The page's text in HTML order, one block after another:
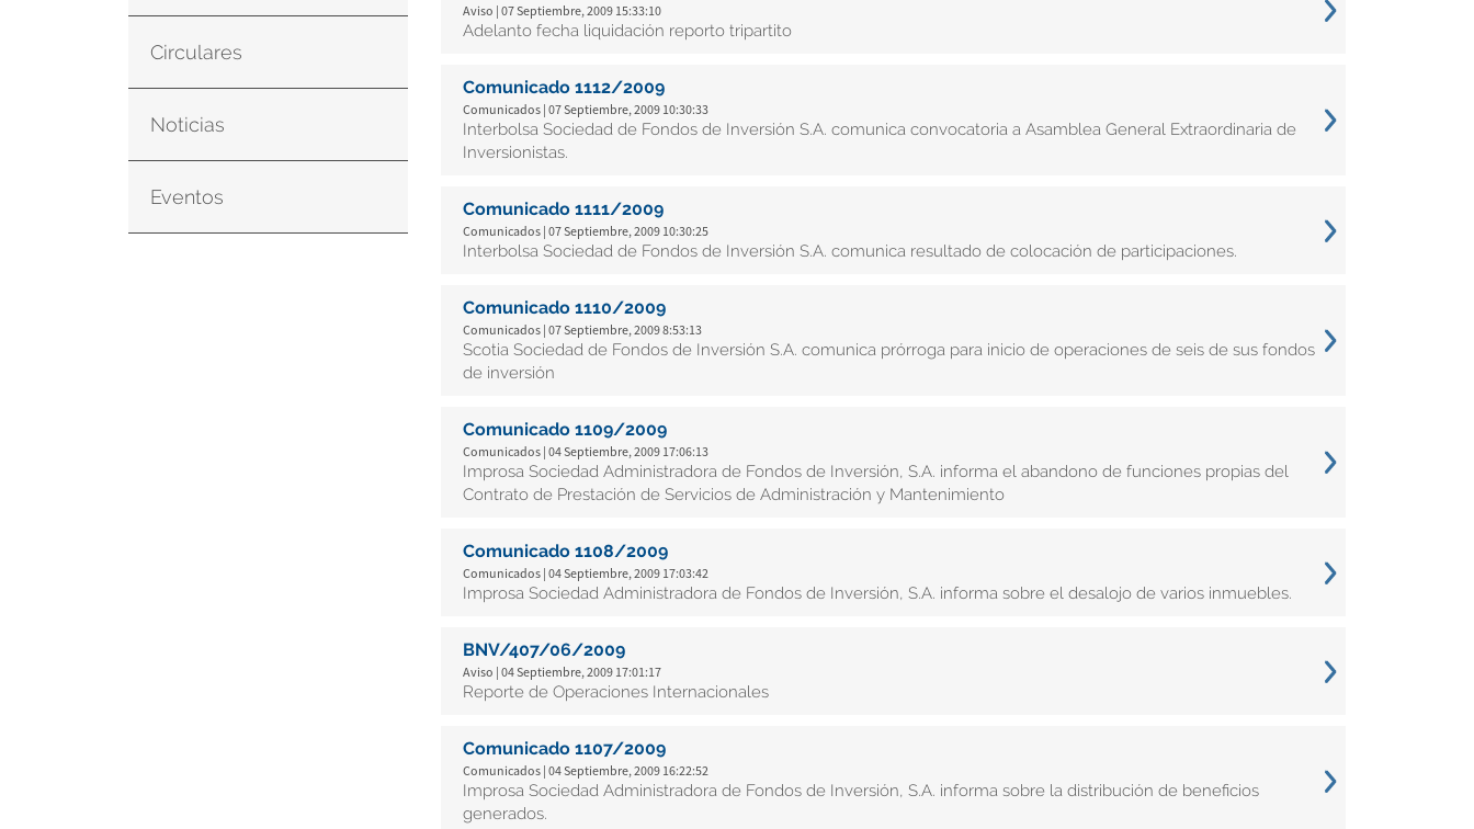
Circulares
Noticias
Eventos
Aviso | 07 Septiembre, 2009 15:33:10
Adelanto fecha liquidación reporto tripartito
Comunicado 1112/2009
Comunicados | 07 Septiembre, 2009 10:30:33
Interbolsa Sociedad de Fondos de Inversión S.A. comunica convocatoria a Asamblea General Extraordinaria de
Inversionistas.
Comunicado 1111/2009
Comunicados | 07 Septiembre, 2009 10:30:25
Interbolsa Sociedad de Fondos de Inversión S.A. comunica resultado de colocación de participaciones.
Comunicado 1110/2009
Comunicados | 07 Septiembre, 2009 8:53:13
Scotia Sociedad de Fondos de Inversión S.A. comunica prórroga para inicio de operaciones de seis de sus fondos
de inversión
Comunicado 1109/2009
Comunicados | 04 Septiembre, 2009 17:06:13
Improsa Sociedad Administradora de Fondos de Inversión, S.A. informa el abandono de funciones propias del
Contrato de Prestación de Servicios de Administración y Mantenimiento
Comunicado 1108/2009
Comunicados | 04 Septiembre, 2009 17:03:42
Improsa Sociedad Administradora de Fondos de Inversión, S.A. informa sobre el desalojo de varios inmuebles.
BNV/407/06/2009
Aviso | 04 Septiembre, 2009 17:01:17
Reporte de Operaciones Internacionales
Comunicado 1107/2009
Comunicados | 04 Septiembre, 2009 16:22:52
Improsa Sociedad Administradora de Fondos de Inversión, S.A. informa sobre la distribución de beneficios
generados.